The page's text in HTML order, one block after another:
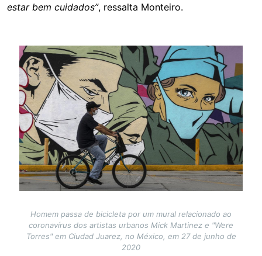
estar bem cuidados”, ressalta Monteiro.
Image
Homem passa de bicicleta por um mural relacionado ao
coronavírus dos artistas urbanos Mick Martinez e "Were
Torres" em Ciudad Juarez, no México, em 27 de junho de
2020